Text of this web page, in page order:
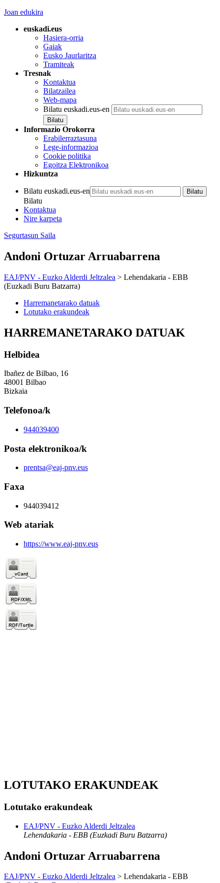
Joan edukira
euskadi.eus
Hasiera-orria
Gaiak
Eusko Jaurlaritza
Tramiteak
Tresnak
Kontaktua
Bilatzailea
Web-mapa
Bilatu euskadi.eus-en
Informazio Orokorra
Erabilerraztasuna
Lege-informazioa
Cookie politika
Egoitza Elektronikoa
Hizkuntza
Bilatu euskadi.eus-en
Bilatu
Kontaktua
Nire karpeta
Segurtasun Saila
Andoni Ortuzar Arruabarrena
EAJ/PNV - Euzko Alderdi Jeltzalea > Lehendakaria - EBB
(Euzkadi Buru Batzarra)
Harremanetarako datuak
Lotutako erakundeak
HARREMANETARAKO DATUAK
Helbidea
Ibañez de Bilbao, 16
48001 Bilbao
Bizkaia
Telefonoa/k
944039400
Posta elektronikoa/k
prentsa@eaj-pnv.eus
Faxa
944039412
Web atariak
https://www.eaj-pnv.eus
LOTUTAKO ERAKUNDEAK
Lotutako erakundeak
EAJ/PNV - Euzko Alderdi Jeltzalea
Lehendakaria - EBB (Euzkadi Buru Batzarra)
Andoni Ortuzar Arruabarrena
EAJ/PNV - Euzko Alderdi Jeltzalea > Lehendakaria - EBB